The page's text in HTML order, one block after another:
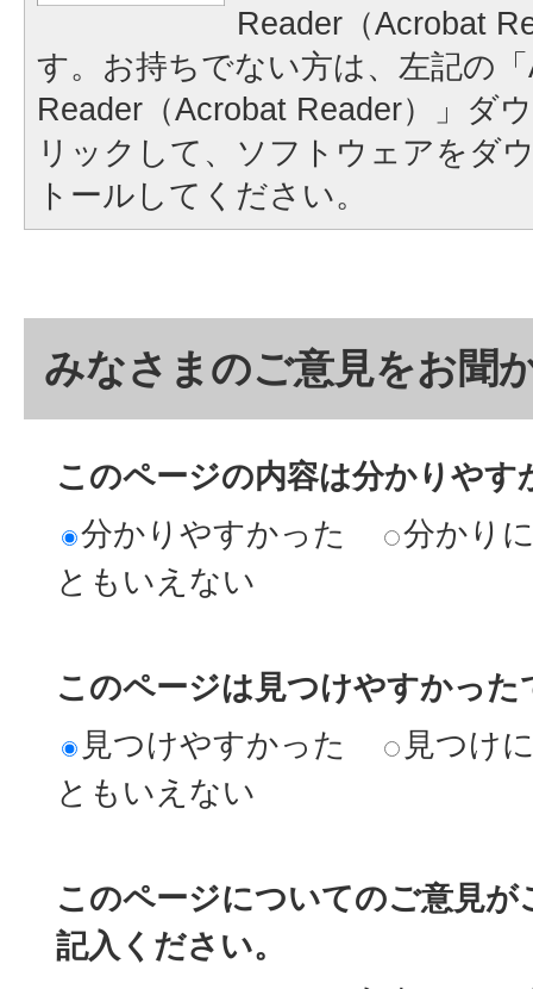
Reader（Acrobat
す。お持ちでない方は、左記の
Reader（Acrobat Reader）」ダ
リックして、ソフトウェアをダ
トールしてください。
みなさまのご意見をお聞
このページの内容は分かりやす
分かりやすかった
分かり
ともいえない
このページは見つけやすかった
見つけやすかった
見つけ
ともいえない
このページについてのご意見
記入ください。